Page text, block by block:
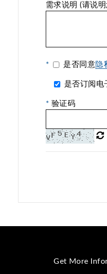
需求说明 (请说
* 是否同意隐
是否订阅电
* 验证码
Get More